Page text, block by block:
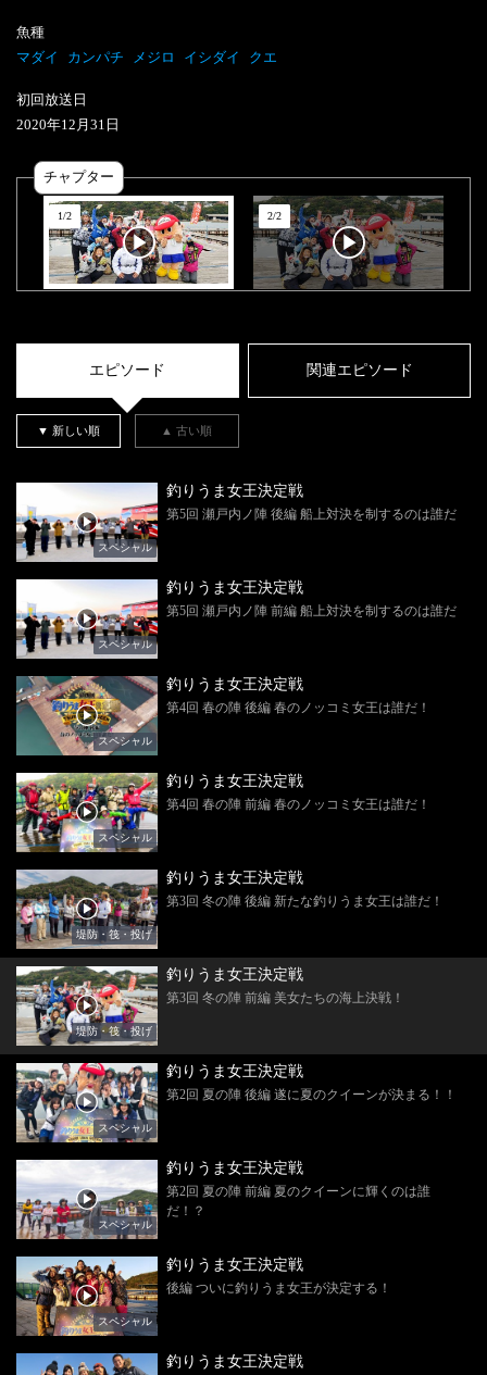
魚種
マダイ
カンパチ メジロ イシダイ クエ
初回放送日
2020年12 月 31 日
チャプター
1/2 2/2
エピソード 関連エピソード
▼ 新しい順 ▲ 古い順
スペシャル
釣りうま女王決定戦
第5回 瀬戸内ノ陣 後編 船上対決を制するのは誰だ
スペシャル
釣りうま女王決定戦
第5回 瀬戸内ノ陣 前編 船上対決を制するのは誰だ
スペシャル
釣りうま女王決定戦
第4回 春の陣 後編 春のノッコミ女王は誰だ！
スペシャル
釣りうま女王決定戦
第4回 春の陣 前編 春のノッコミ女王は誰だ！
堤防・筏・投げ
釣りうま女王決定戦
第3回 冬の陣 後編 新たな釣りうま女王は誰だ！
堤防・筏・投げ
釣りうま女王決定戦
第3回 冬の陣 前編 美女たちの海上決戦！
スペシャル
釣りうま女王決定戦
第2回 夏の陣 後編 遂に夏のクイーンが決まる！！
スペシャル
釣りうま女王決定戦
第2回 夏の陣 前編 夏のクイーンに輝くのは誰
だ！？
スペシャル
釣りうま女王決定戦
後編 ついに釣りうま女王が決定する！
釣りうま女王決定戦